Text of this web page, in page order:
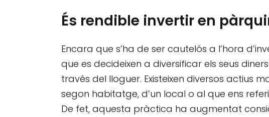
És rendible invertir en
Encara que s’ha de ser cautelós a l’hora
que es decideixen a diversificar els seus
través del lloguer. Existeixen diversos actius
segon habitatge, d’un local o al que ens
De fet, aquesta pràctica ha augmentat